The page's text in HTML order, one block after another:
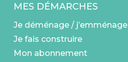
MES DÉMARCHES
Je déménage / j’emménage
Je fais construire
Mon abonnement